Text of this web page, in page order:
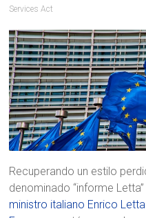
Services Act
Recuperando un estilo
denominado “informe
ministro italiano Enrico